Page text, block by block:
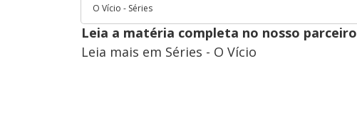
O Vício - Séries
Leia a matéria completa no nosso parceiro
Leia mais em Séries - O Vício